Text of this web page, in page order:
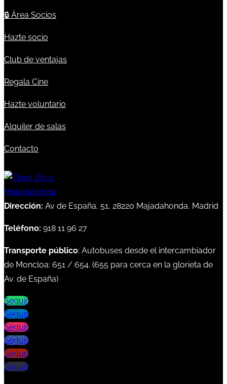
🔒 Área Socios
Hazte socio
Club de ventajas
Regala Cine
Hazte voluntario
Alquiler de salas
Contacto
Dirección: Av de España, 51, 28220 Majadahonda, Madrid
Teléfono: 918 11 96 27
Transporte público: Autobuses desde el intercambiador
de Moncloa: 651 / 654. (655 para cerca en la glorieta de
Av. de España)
Seguir
Seguir
Seguir
Seguir
Seguir
Seguir